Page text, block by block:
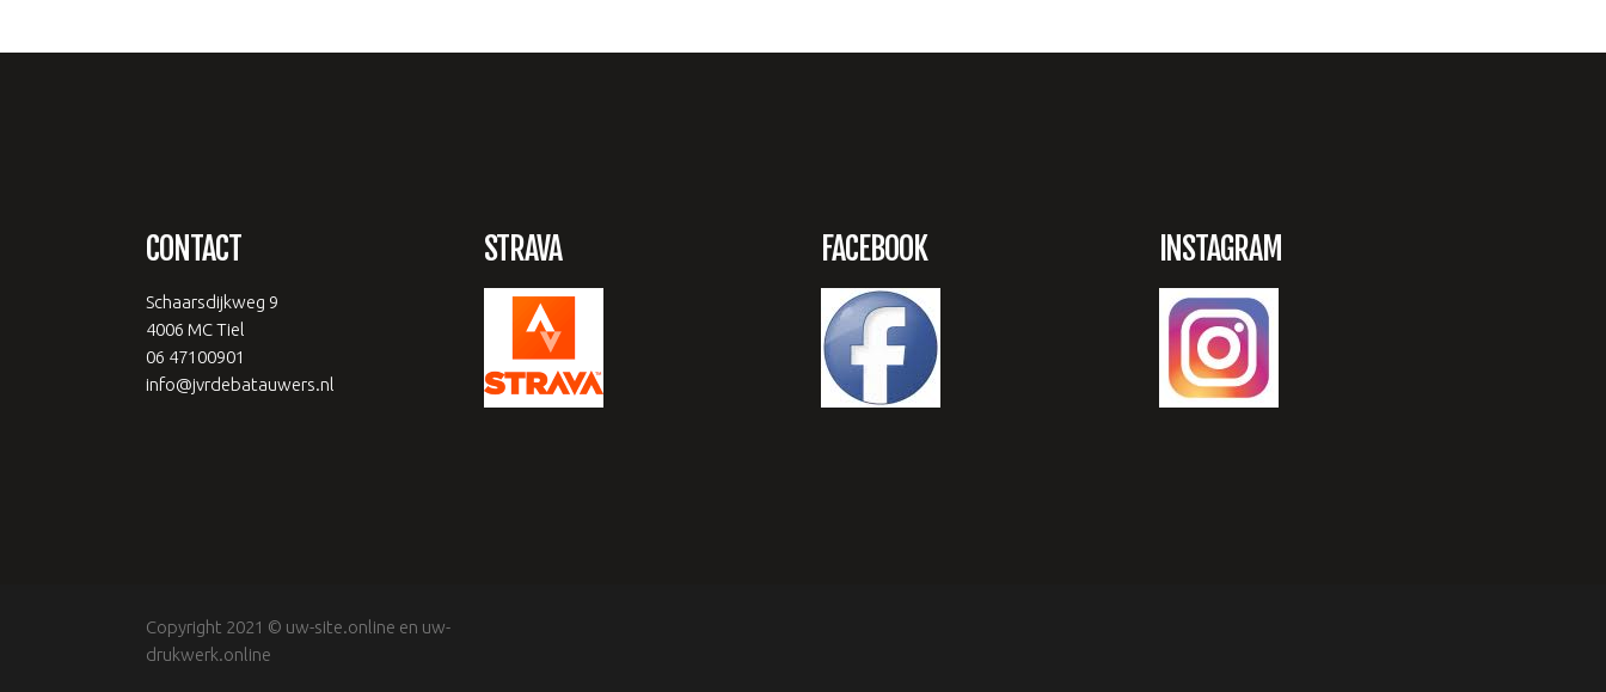
CONTACT
Schaarsdijkweg 9
4006 MC Tiel
06 47100901
info@jvrdebatauwers.nl
STRAVA FACEBOOK INSTAGRAM
Copyright 2021 © uw-site.online en uw-
drukwerk.online